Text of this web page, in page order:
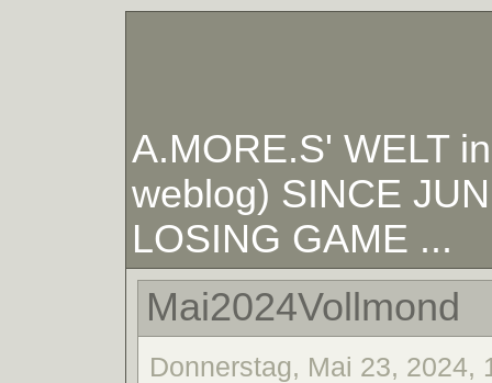
A.MORE.S' WELT
weblog) SINCE
LOSING GAME ...
Mai2024Vollmond
Donnerstag, Mai 23, 2024,